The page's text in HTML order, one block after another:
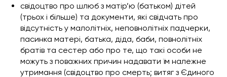
свідоцтво про шлюб з матір’ю (батьком) дітей
(трьох і більше) та документи, які свідчать про
відсутність у малолітніх, неповнолітніх падчерки,
пасинка матері, батька, діда, баби, повнолітніх
братів та сестер або про те, що такі особи не
можуть з поважних причин надавати їм належне
утримання (свідоцтво про смерть; витяг з Єдиного